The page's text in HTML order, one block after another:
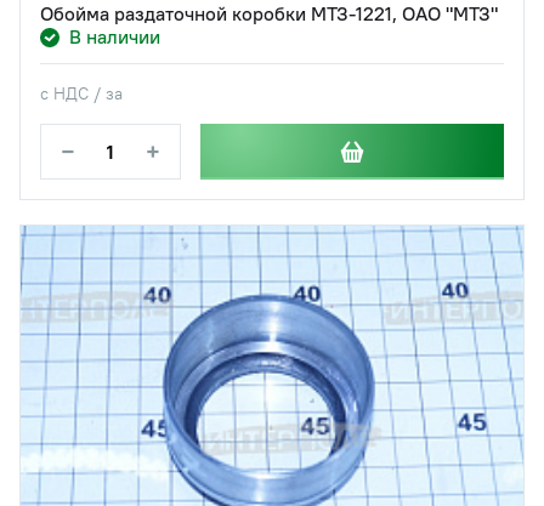
Обойма раздаточной коробки МТЗ-1221, ОАО "МТЗ"
В наличии
с НДС / за
− +